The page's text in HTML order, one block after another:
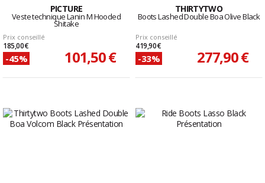
PICTURE
Veste technique Lanin M Hooded
Shitake
Prix conseillé
185,00 €
-45% 101,50 €
THIRTYTWO
Boots Lashed Double Boa Olive Black
Prix conseillé
419,90 €
-33% 277,90 €